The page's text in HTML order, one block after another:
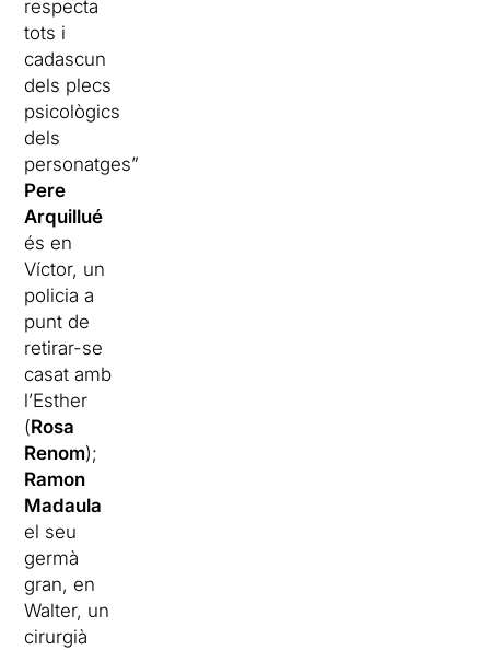
respecta
tots i
cadascun
dels plecs
psicològics
dels
personatges”.
Pere
Arquillué
és en
Víctor, un
policia a
punt de
retirar-se
casat amb
l’Esther
(Rosa
Renom);
Ramon
Madaula
el seu
germà
gran, en
Walter, un
cirurgià